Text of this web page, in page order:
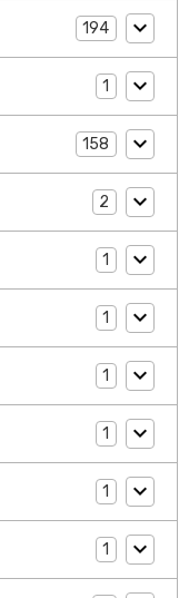
194
1
158
2
1
1
1
1
1
1